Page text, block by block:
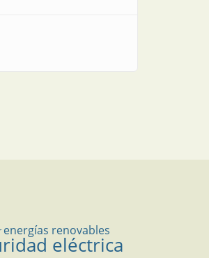
energías renovables
eléctrica